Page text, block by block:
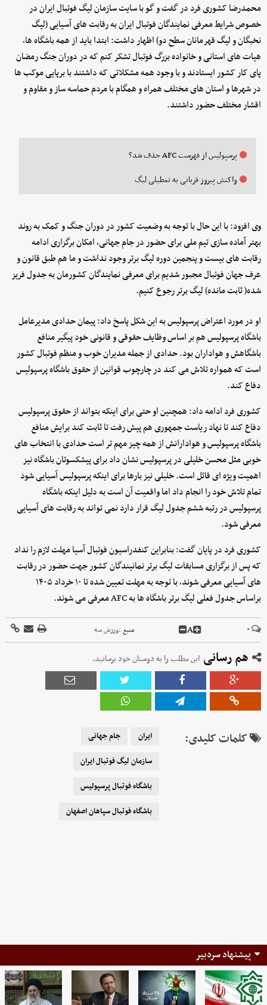
محمدرضا کشوری فرد در گفت و گو با سایت سازمان لیگ فوتبال ایران در
خصوص شرایط معرفی نمایندگان فوتبال ایران به رقابت های آسیایی (لیگ
نخبگان و لیگ قهرمانان سطح دو) اظهار داشت: ابتدا باید از همه باشگاه ها،
هیات های استانی و خانواده بزرگ فوتبال تشکر کنم که در دوران جنگ رمضان
پای کار کشور ایستادند و با وجود همه مشکلاتی که داشتند با برپایی موکب ها
در شهرها و استان های مختلف همراه و همگام با مردم حماسه ساز و مقاوم و
اقشار مختلف حضور داشتند.
پرسپولیس از فهرست AFC حذف شد؟
واکنش پیروز قربانی به تعطیلی لیگ
وی افزود: با این حال با توجه به وضعیت کشور در دوران جنگ و کمک به روند
بهتر آماده سازی تیم ملی برای حضور در جام جهانی، امکان برگزاری ادامه
رقابت های بیست و پنجمین دوره لیگ برتر وجود نداشت و ما هم طبق قانون و
عرف جهان فوتبال مجبور شدیم برای معرفی نمایندگان کشورمان به جدول فریز
شده( ثابت مانده) لیگ برتر رجوع کنیم.
او در مورد اعتراض پرسپولیس به این شکل پاسخ داد: پیمان حدادی مدیرعامل
باشگاه پرسپولیس هم بر اساس وظایف حقوقی و قانونی خود پیگیر منافع
باشگاهش و هواداران بود. حدادی از جمله مدیران خوب و منظم فوتبال کشور
است که همواره تلاش می کند در چارچوب قوانین از حقوق باشگاه پرسپولیس
دفاع کند.
کشوری فرد ادامه داد: همچنین او حتی برای اینکه بتواند از حقوق پرسپولیس
دفاع کند تا نهاد ریاست جمهوری هم پیش رفت تا ثابت کند برایش منافع
باشگاه پرسپولیس و هوادارانش از همه چیز مهم تر است حدادی با انتخاب های
خوبی مثل محسن خلیلی در پرسپولیس نشان داد برای پیشکسوتان باشگاه نیز
اهمیت ویژه ای قائل است. خلیلی نیز بارها برای اینکه پرسپولیس آسیایی شود
تمام تلاش خود را انجام داد اما واقعیت آن است به دلیل اینکه باشگاه
پرسپولیس در رتبه ششم جدول لیگ قرار دارد نمی تواند به رقابت های آسیایی
معرفی شود.
کشوری فرد در پایان گفت: بنابراین کنفدراسیون فوتبال آسیا مهلت لازم را نداد
که پس از برگزاری مسابقات لیگ برتر نمانیندگان کشور جهت حضور در رقابت
های آسیایی معرفی شوند، با توجه به مهلت تعیین شده تا ۱۰ خرداد ۱۴۰۵
براساس جدول فعلی لیگ برتر باشگاه ها به AFC معرفی می شوند.
۰ A منبع :ورزش سه
هم رسانی این مطلب را به دوستان خود برسانید.
کلمات کلیدی: ایران
جام جهانی
سازمان لیگ فوتبال ایران
باشگاه فوتبال پرسپولیس
باشگاه فوتبال سپاهان اصفهان
پیشنهاد سردبیر